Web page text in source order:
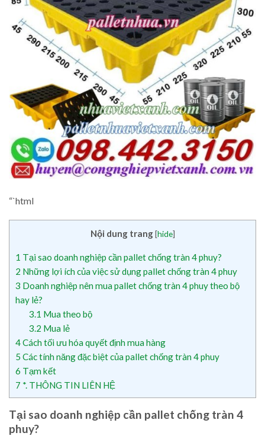
“`html
Nội dung trang [hide]
1 Tại sao doanh nghiệp cần pallet chống tràn 4 phuy?
2 Những lợi ích của việc sử dụng pallet chống tràn 4 phuy
3 Doanh nghiệp nên mua pallet chống tràn 4 phuy theo bộ
hay lẻ?
3.1 Mua theo bộ
3.2 Mua lẻ
4Cách tối ưu hóa quyết định mua hàng
5 Các tính năng đặc biệt của pallet chống tràn 4 phuy
6 Tạm kết
7 *. THÔNG TIN LIÊN HỆ
Tại sao doanh nghiệp cần pallet chống tràn 4
phuy?